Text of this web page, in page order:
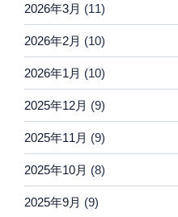
2026年3月 (11)
2026年2月 (10)
2026年1月 (10)
2025年12月 (9)
2025年11月 (9)
2025年10月 (8)
2025年9月 (9)